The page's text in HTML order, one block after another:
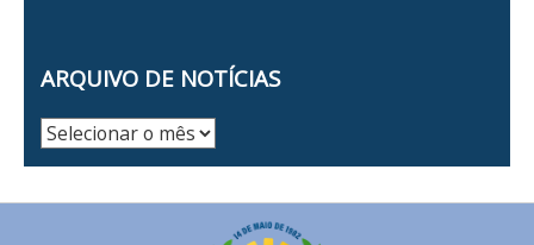
ARQUIVO DE NOTÍCIAS
Arquivo